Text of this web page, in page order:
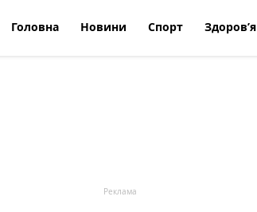
Головна Новини Спорт Здоров’я